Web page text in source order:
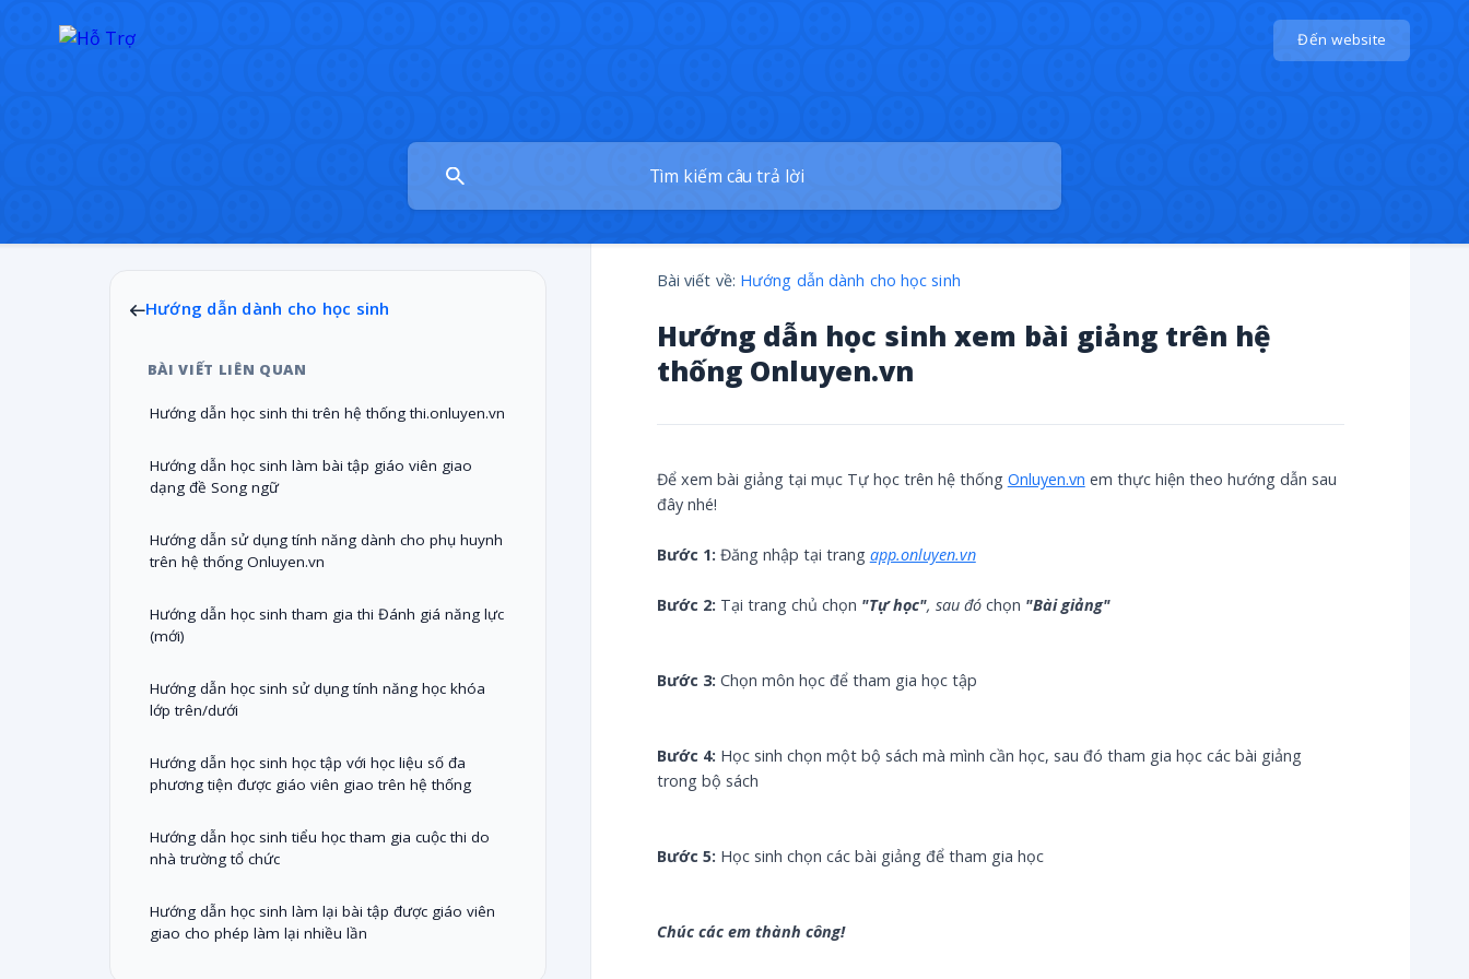
Đến website
Hướng dẫn dành cho học sinh
BÀI VIẾT LIÊN QUAN
Hướng dẫn học sinh thi trên hệ thống thi.onluyen.vn
Hướng dẫn học sinh làm bài tập giáo viên giao
dạng đề Song ngữ
Hướng dẫn sử dụng tính năng dành cho phụ huynh
trên hệ thống Onluyen.vn
Hướng dẫn học sinh tham gia thi Đánh giá năng lực
(mới)
Hướng dẫn học sinh sử dụng tính năng học khóa
lớp trên/dưới
Hướng dẫn học sinh học tập với học liệu số đa
phương tiện được giáo viên giao trên hệ thống
Hướng dẫn học sinh tiểu học tham gia cuộc thi do
nhà trường tổ chức
Hướng dẫn học sinh làm lại bài tập được giáo viên
giao cho phép làm lại nhiều lần
Bài viết về: Hướng dẫn dành cho học sinh
Hướng dẫn học sinh xem bài giảng trên hệ
thống Onluyen.vn
Để xem bài giảng tại mục Tự học trên hệ thống Onluyen.vn em thực hiện theo hướng dẫn sau
đây nhé!
Bước 1: Đăng nhập tại trang app.onluyen.vn
Bước 2: Tại trang chủ chọn "Tự học", sau đóchọn "Bài giảng"
Bước 3: Chọn môn học để tham gia học tập
Bước 4: Học sinh chọn một bộ sách mà mình cần học, sau đó tham gia học các bài giảng
trong bộ sách
Bước 5: Học sinh chọn các bài giảng để tham gia học
Chúc các em thành công!